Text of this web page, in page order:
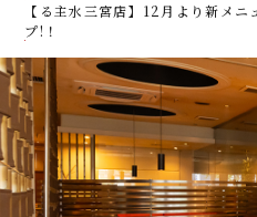
【る主水三宮店】12月より新メニ
プ!！